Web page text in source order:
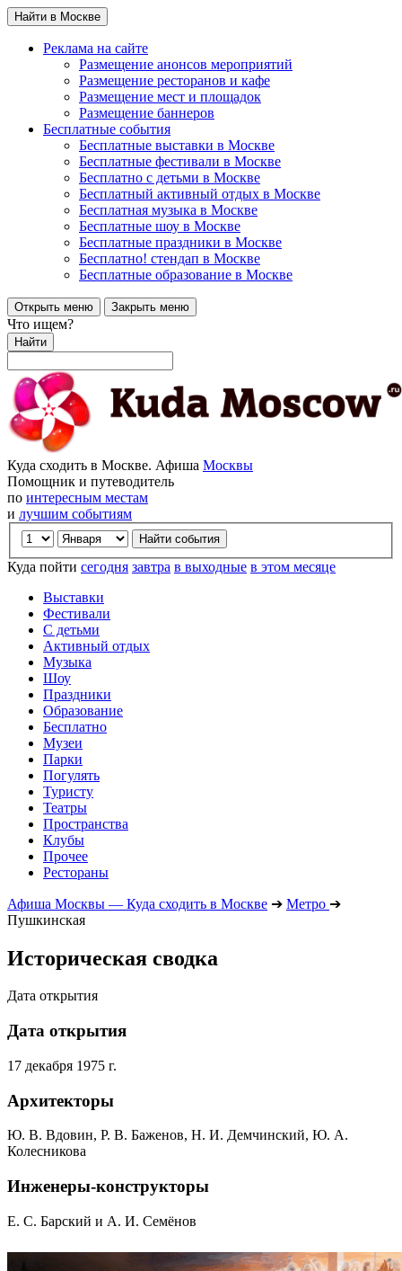
Найти в Москве
Реклама на сайте
Размещение анонсов мероприятий
Размещение ресторанов и кафе
Размещение мест и площадок
Размещение баннеров
Бесплатные события
Бесплатные выставки в Москве
Бесплатные фестивали в Москве
Бесплатно с детьми в Москве
Бесплатный активный отдых в Москве
Бесплатная музыка в Москве
Бесплатные шоу в Москве
Бесплатные праздники в Москве
Бесплатно! стендап в Москве
Бесплатные образование в Москве
Открыть меню Закрыть меню
Что ищем?
Найти
Куда сходить в Москве. Афиша Москвы
Помощник и путеводитель
по интересным местам
и лучшим событиям
Куда пойти сегодня завтра в выходные в этом месяце
Выставки
Фестивали
С детьми
Активный отдых
Музыка
Шоу
Праздники
Образование
Бесплатно
Музеи
Парки
Погулять
Туристу
Театры
Пространства
Клубы
Прочее
Рестораны
Афиша Москвы — Куда сходить в Москве ➔ Метро ➔
Пушкинская
Историческая сводка
Дата открытия
Дата открытия
17 декабря 1975 г.
Архитекторы
Ю. В. Вдовин, Р. В. Баженов, Н. И. Демчинский, Ю. А.
Колесникова
Инженеры-конструкторы
Е. С. Барский и А. И. Семёнов